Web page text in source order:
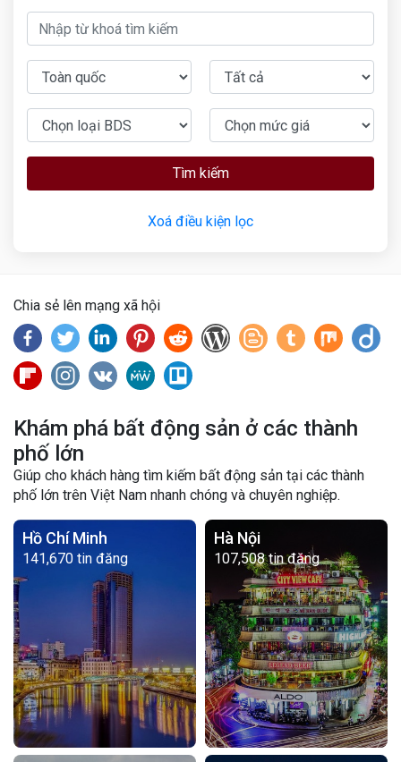
Tìm kiếm
Xoá điều kiện lọc
Chia sẻ lên mạng xã hội
Khám phá bất động sản ở các thành
phố lớn
Giúp cho khách hàng tìm kiếm bất động sản tại các thành
phố lớn trên Việt Nam nhanh chóng và chuyên nghiệp.
Hồ Chí Minh
141,670 tin đăng
Hà Nội
107,508 tin đăng